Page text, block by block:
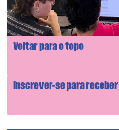
Voltar para o topo
Inscrever-se para